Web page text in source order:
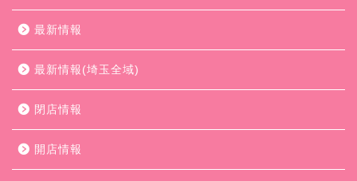
最新情報
最新情報(埼玉全域)
閉店情報
開店情報